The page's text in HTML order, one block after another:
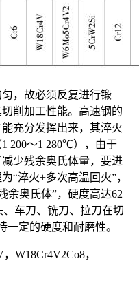
，故必须反复进行锻
削加工性能。高速钢的
充分发挥出来，其淬火
200～1 280℃），由于
少残余奥氏体量，要进
“淬火+多次高温回火”，
余奥氏体”，硬度高达62
车刀、铣刀、拉刀在切
定的硬度和耐磨性。
W18Cr4V2Co8，